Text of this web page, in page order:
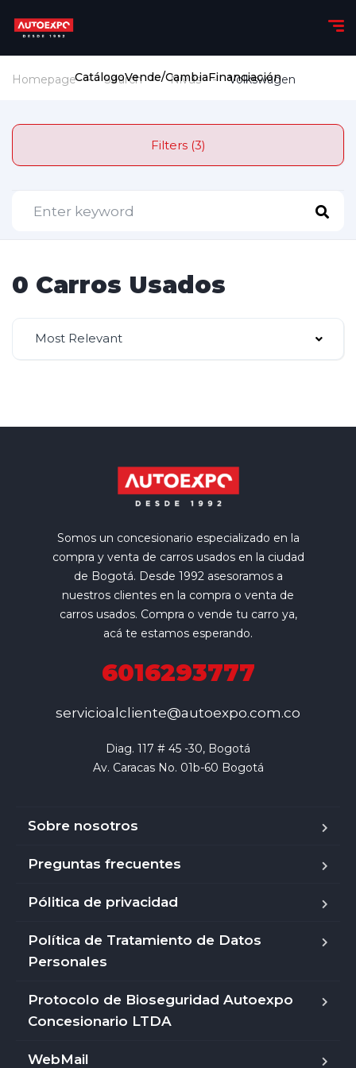
CatálogoVende/CambiaFinanciación
Homepage Search Nivus Volkswagen
Filters (3)
0 Carros Usados
Most Relevant
Somos un concesionario especializado en la
compra y venta de carros usados en la ciudad
de Bogotá. Desde 1992 asesoramos a
nuestros clientes en la compra o venta de
carros usados. Compra o vende tu carro ya,
acá te estamos esperando.
6016293777
servicioalcliente@autoexpo.com.co
Diag. 117 # 45 -30, Bogotá
Av. Caracas No. 01b-60 Bogotá
Sobre nosotros
Preguntas frecuentes
Pólitica de privacidad
Política de Tratamiento de Datos
Personales
Protocolo de Bioseguridad Autoexpo
Concesionario LTDA
WebMail